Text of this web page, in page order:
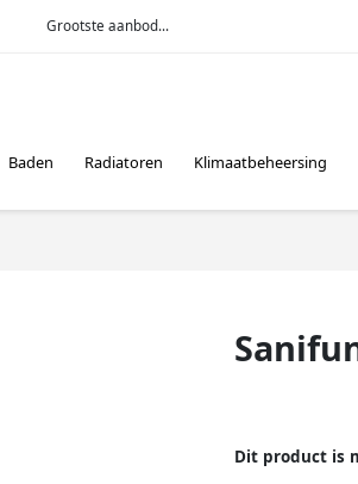
Grootste aanbod...
Baden Radiatoren Klimaatbeheersing
Dit product is